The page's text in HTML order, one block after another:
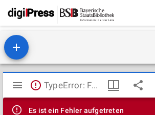
Mirador
Viewer
TypeError: Failed to fetch
Es ist ein Fehler aufgetreten